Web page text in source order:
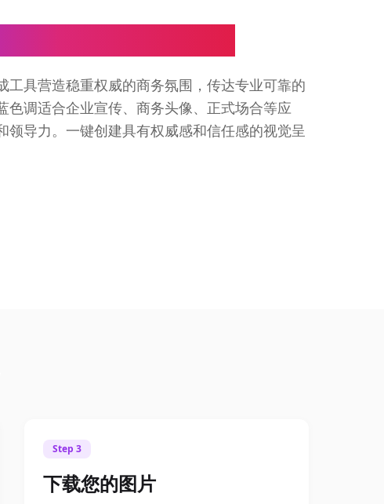
工具营造稳重权威的商务氛围，传达专业可靠的
色调适合企业宣传、商务头像、正式场合等应
领导力。一键创建具有权威感和信任感的视觉呈
Step 3
下载您的图片